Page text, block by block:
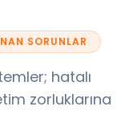
SORUNLAR
hatalı
zorluklarına